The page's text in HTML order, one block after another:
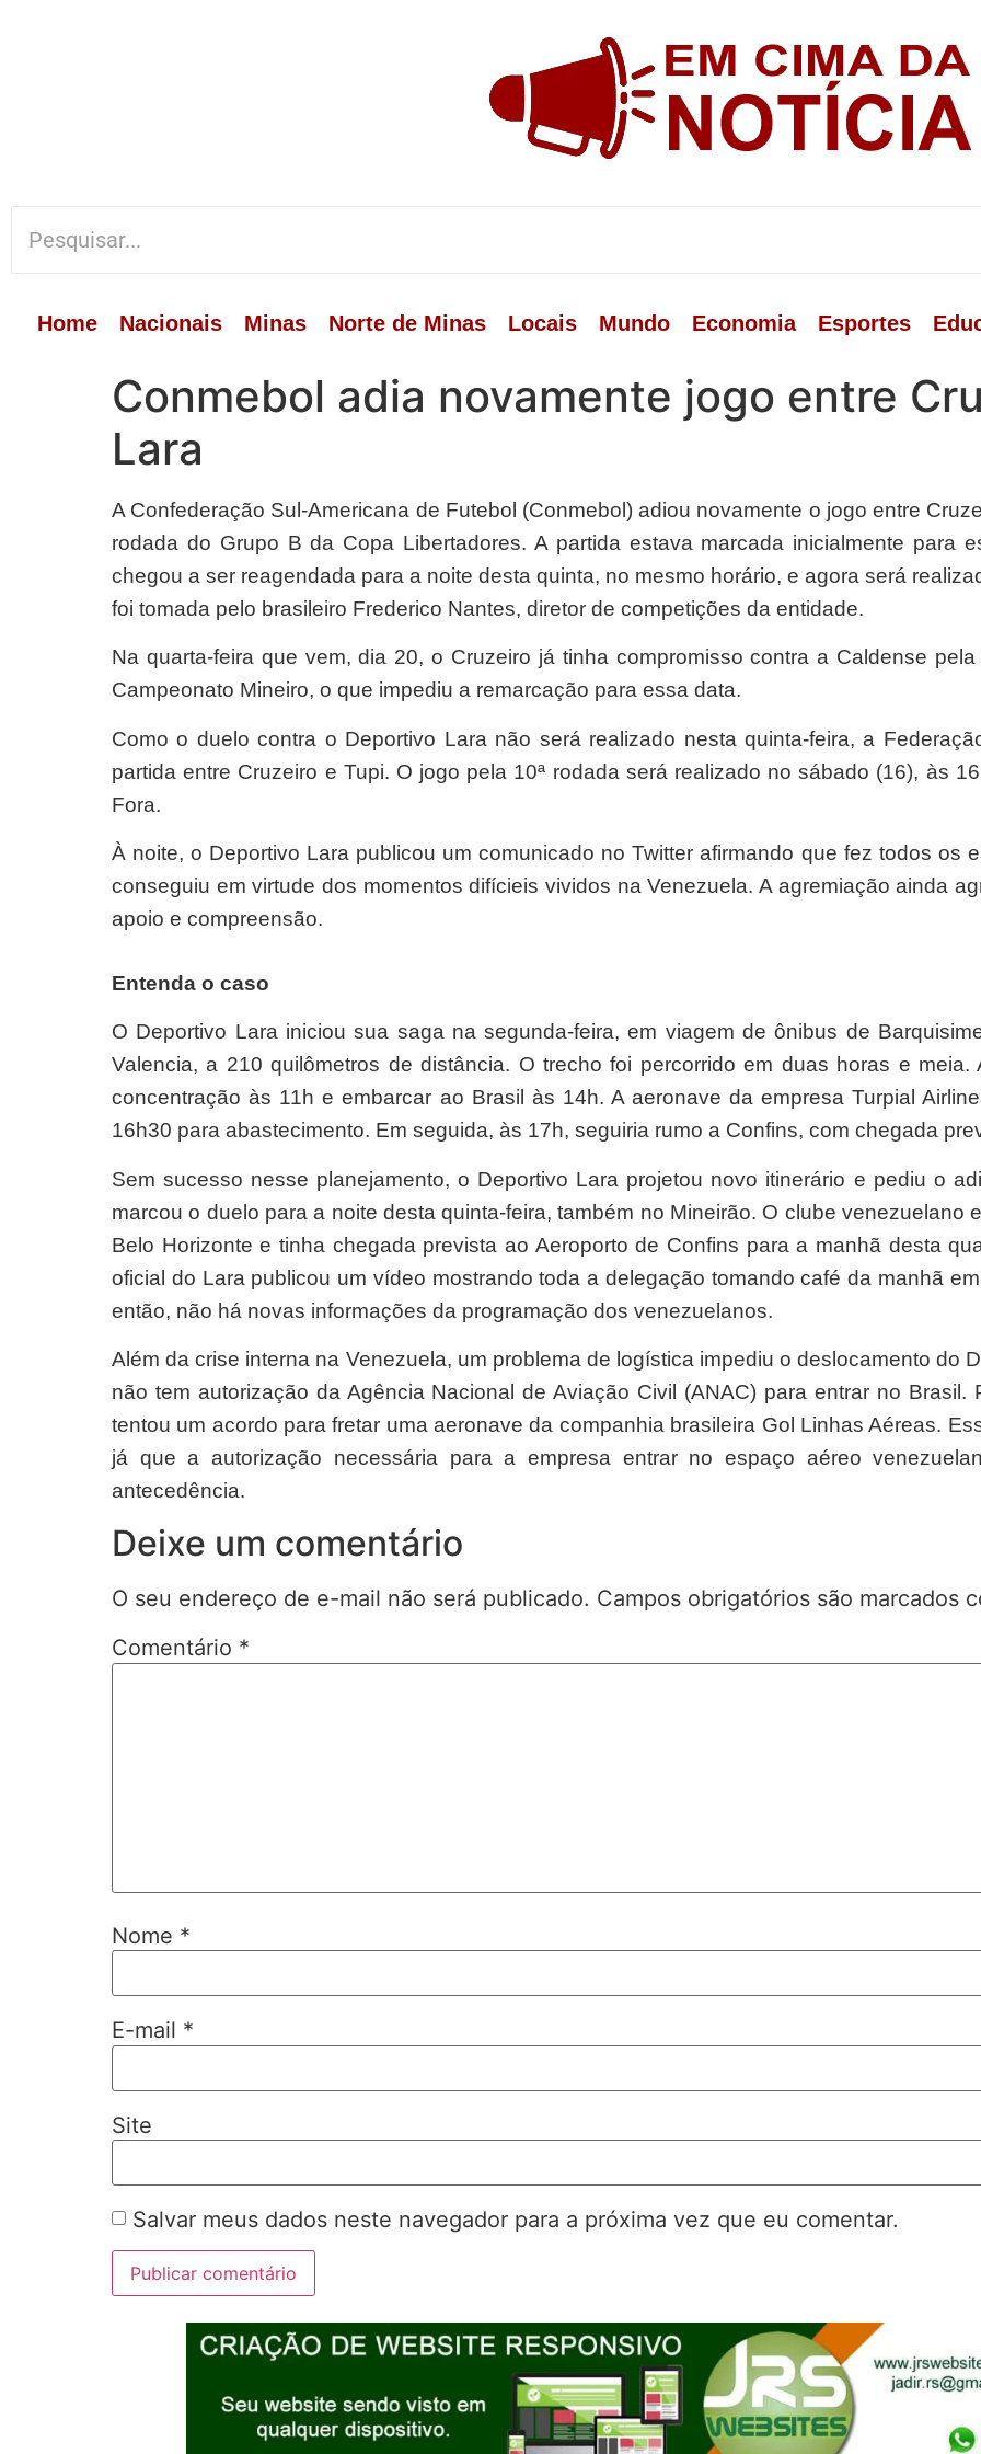
Home Nacionais Minas Norte de Minas Locais Mundo Economia Esportes
Conmebol adia novamente jogo entre
Lara
A Confederação Sul-Americana de Futebol (Conmebol) adiou novamente o jogo entre
rodada do Grupo B da Copa Libertadores. A partida estava marcada inicialmente para
chegou a ser reagendada para a noite desta quinta, no mesmo horário, e agora será
foi tomada pelo brasileiro Frederico Nantes, diretor de competições da entidade.
Na quarta-feira que vem, dia 20, o Cruzeiro já tinha compromisso contra a Caldense
Campeonato Mineiro, o que impediu a remarcação para essa data.
Como o duelo contra o Deportivo Lara não será realizado nesta quinta-feira, a
partida entre Cruzeiro e Tupi. O jogo pela 10ª rodada será realizado no sábado (16), às
Fora.
À noite, o Deportivo Lara publicou um comunicado no Twitter afirmando que fez todos os
conseguiu em virtude dos momentos difícieis vividos na Venezuela. A agremiação ainda
apoio e compreensão.
Entenda o caso
O Deportivo Lara iniciou sua saga na segunda-feira, em viagem de ônibus de
Valencia, a 210 quilômetros de distância. O trecho foi percorrido em duas horas e
concentração às 11h e embarcar ao Brasil às 14h. A aeronave da empresa Turpial
16h30 para abastecimento. Em seguida, às 17h, seguiria rumo a Confins, com chegada
Sem sucesso nesse planejamento, o Deportivo Lara projetou novo itinerário e pediu o
marcou o duelo para a noite desta quinta-feira, também no Mineirão. O clube venezuelano
Belo Horizonte e tinha chegada prevista ao Aeroporto de Confins para a manhã desta
oficial do Lara publicou um vídeo mostrando toda a delegação tomando café da manhã
então, não há novas informações da programação dos venezuelanos.
Além da crise interna na Venezuela, um problema de logística impediu o deslocamento do
não tem autorização da Agência Nacional de Aviação Civil (ANAC) para entrar no
tentou um acordo para fretar uma aeronave da companhia brasileira Gol Linhas Aéreas.
já que a autorização necessária para a empresa entrar no espaço aéreo
antecedência.
Deixe um comentário
O seu endereço de e-mail não será publicado. Campos obrigatórios são marcados
Comentário *
Nome *
E-mail *
Site
Salvar meus dados neste navegador para a próxima vez que eu comentar.